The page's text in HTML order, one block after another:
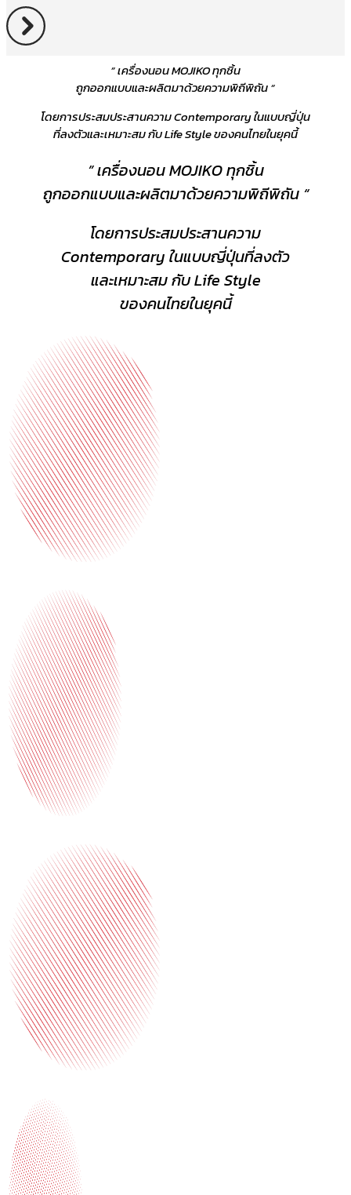
” เครื่องนอน MOJIKO ทุกชิ้น
ถูกออกแบบและผลิตมาด้วยความพิถีพิถัน “
โดยการประสมประสานความ Contemporary ในแบบญี่ปุ่น
ที่ลงตัวและเหมาะสม กับ Life Style ของคนไทยในยุคนี้
” เครื่องนอน MOJIKO ทุกชิ้น
ถูกออกแบบและผลิตมาด้วยความพิถีพิถัน “
โดยการประสมประสานความ
Contemporary ในแบบญี่ปุ่นที่ลงตัว
และเหมาะสม กับ Life Style
ของคนไทยในยุคนี้